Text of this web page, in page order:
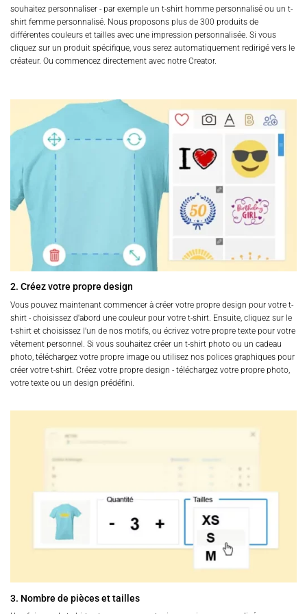
souhaitez personnaliser - par exemple un t-shirt homme personnalisé ou un t-
shirt femme personnalisé. Nous proposons plus de 300 produits de
différentes couleurs et tailles avec une impression personnalisée. Si vous
cliquez sur un produit spécifique, vous serez automatiquement redirigé vers le
créateur. Ou commencez directement avec notre Creator.
2. Créez votre propre design
Vous pouvez maintenant commencer à créer votre propre design pour votre t-
shirt - choisissez d'abord une couleur pour votre t-shirt. Ensuite, cliquez sur le
t-shirt et choisissez l'un de nos motifs, ou écrivez votre propre texte pour votre
vêtement personnel. Si vous souhaitez créer un t-shirt photo ou un cadeau
photo, téléchargez votre propre image ou utilisez nos polices graphiques pour
créer votre t-shirt. Créez votre propre design - téléchargez votre propre photo,
votre texte ou un design prédéfini.
3. Nombre de pièces et tailles